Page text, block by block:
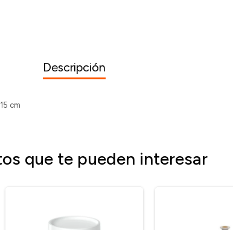
Descripción
cm
que te pueden interesar